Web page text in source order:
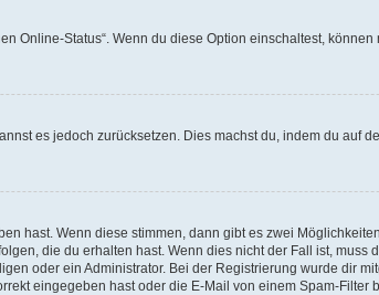
Online-Status“. Wenn du diese Option einschaltest,
es jedoch zurücksetzen. Dies machst du, indem du auf
hast. Wenn diese stimmen, dann gibt es zwei
die du erhalten hast. Wenn dies nicht der Fall ist,
oder ein Administrator. Bei der Registrierung wurde dir
eingegeben hast oder die E-Mail von einem Spam-